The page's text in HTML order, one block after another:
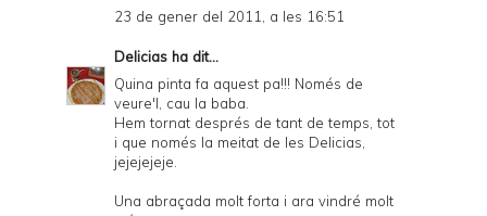
23 de gener del 2011, a les 16:51
Delicias ha dit...
Quina pinta fa aquest pa!!! Només de
veure'l, cau la baba.
Hem tornat després de tant de temps, tot
i que només la meitat de les Delicias,
jejejejeje.
Una abraçada molt forta i ara vindré molt